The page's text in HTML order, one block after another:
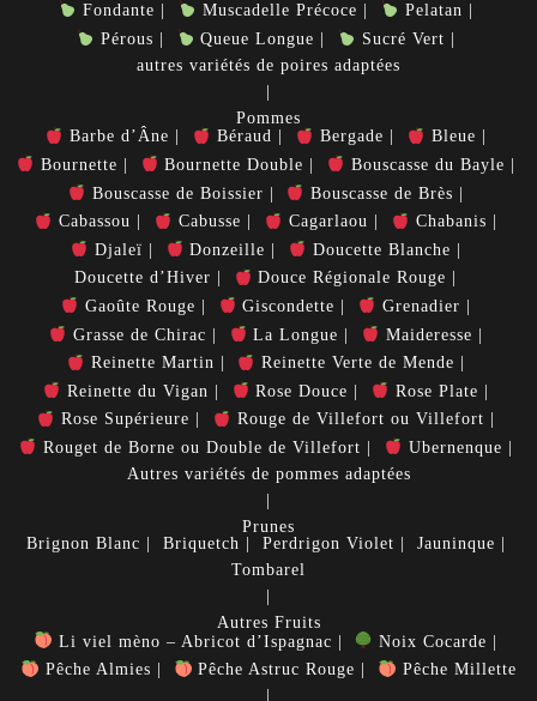
Fondante
Muscadelle Précoce
Pelatan
Pérous
Queue Longue
Sucré Vert
autres variétés de poires adaptées
Pommes
Barbe d’Âne
Béraud Bergade
Bleue
Bournette
Bournette Double
Bouscasse du Bayle
Bouscasse de Boissier
Bouscasse de Brès
Cabassou
Cabusse Cagarlaou
Chabanis
Djaleï
Donzeille
Doucette Blanche
Doucette d’Hiver
Douce Régionale Rouge
Gaoûte Rouge
Giscondette
Grenadier
Grasse de Chirac
La Longue
Maideresse
Reinette Martin
Reinette Verte de Mende
Reinette du Vigan
Rose Douce
Rose Plate
Rose Supérieure
Rouge de Villefort ou Villefort
Rouget de Borne ou Double de Villefort
Ubernenque
Autres variétés de pommes adaptées
Prunes
Brignon Blanc
Briquetch Perdrigon Violet
Jauninque
Tombarel
Autres Fruits
Li viel mèno – Abricot d’Ispagnac
Noix Cocarde
Pêche Almies
Pêche Astruc Rouge Pêche Millette